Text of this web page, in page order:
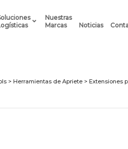
Nuestras
Marcas
Noticias
> Herramientas de Apriete > Extensiones